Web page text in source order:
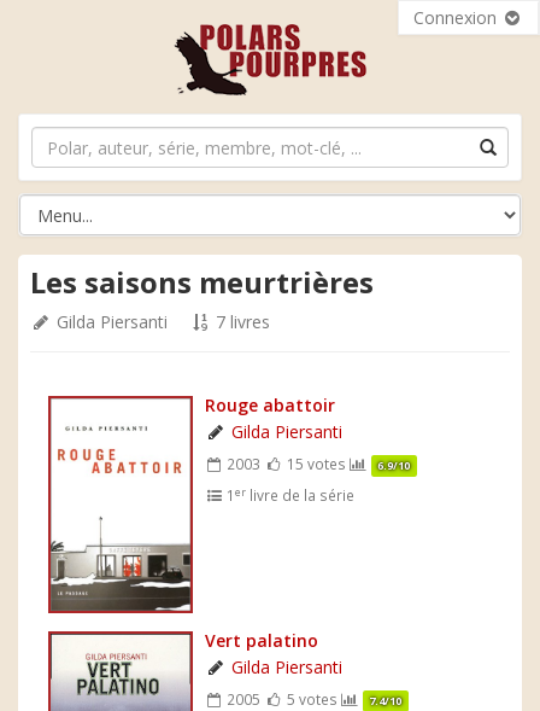
Connexion
Les saisons meurtrières
Gilda Piersanti 7 livres
Rouge abattoir
Gilda Piersanti
2003 15 votes 6.9/10
1er livre de la série
Vert palatino
Gilda Piersanti
2005 5 votes 7.4/10